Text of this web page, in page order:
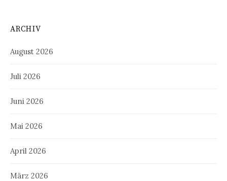
ARCHIV
August 2026
Juli 2026
Juni 2026
Mai 2026
April 2026
März 2026